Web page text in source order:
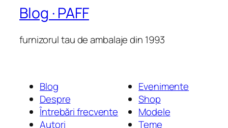
Blog · PAFF
furnizorul tau de ambalaje din 1993
Blog
Despre
Întrebări frecvente
Autori
Evenimente
Shop
Modele
Teme